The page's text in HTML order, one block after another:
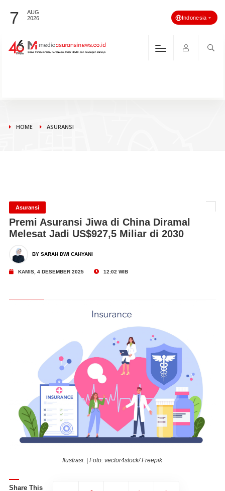
7
AUG
2026
Indonesia
HOME ASURANSI
Asuransi
Premi Asuransi Jiwa di China Diramal
Melesat Jadi US$927,5 Miliar di 2030
BY SARAH DWI CAHYANI
KAMIS, 4 DESEMBER 2025 12:02 WIB
Ilustrasi. | Foto: vector4stock/ Freepik
Share This